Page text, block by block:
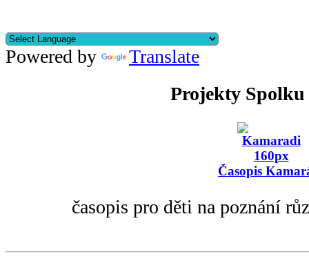
Powered by
Translate
Projekty Spolku
Časopis
časopis pro děti na poznání